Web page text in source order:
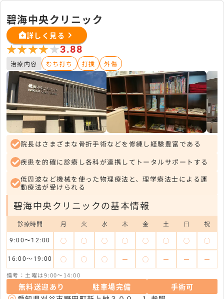
碧海中央クリニック
詳しく見る
★★★★★
★★★★★3.88
治療内容 むち打ち 打撲 外傷
院長はさまざまな骨折手術などを修練し経験豊富である
疾患を的確に診療し各科が連携してトータルサポートする
低周波など機械を使った物理療法と、理学療法士による運
動療法が受けられる
碧海中央クリニックの基本情報
診療時間 月 火 水 木 金 土 日 祝
9:00～12:00 ◯ ◯ ◯ ◯ ◯ ◯ ◯ ◯
16:00～19:00 ◯ ◯ ◯ ー ◯ ー ー ー
備考：土曜は9:00～14:00
無料送迎あり 駐車場完備
手術可